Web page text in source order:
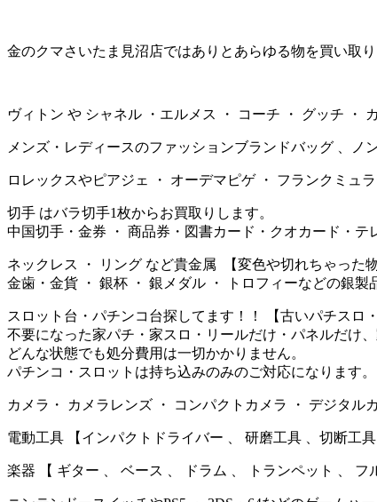
金のクマさいたま見沼店ではありとあらゆる物を買い取り
ヴィトン や シャネル ・エルメス ・ コーチ ・ グッチ ・
メンズ・レディースのファッションブランドバッグ 、ノ
ロレックスやピアジェ ・ オーデマピゲ ・ フランクミュ
切手 はバラ切手1枚からお買取りします。
中国切手・金券 ・ 商品券・図書カード・クオカード・テ
ネックレス ・ リング など貴金属 【変色や切れちゃった
金歯・金貨 ・ 銀杯 ・ 銀メダル ・ トロフィーなどの銀製
スロット台・パチンコ台探してます！！ 【古いパチスロ
不要になった家パチ・家スロ・リールだけ・パネルだけ
どんな状態でも処分費用は一切かかりません。
パチンコ・スロットは持ち込みのみのご対応になります。
カメラ・ カメラレンズ ・ コンパクトカメラ ・ デジタル
電動工具 【インパクトドライバー 、 研磨工具 、切断工
楽器 【 ギター 、 ベース 、 ドラム 、 トランペット 、 フ